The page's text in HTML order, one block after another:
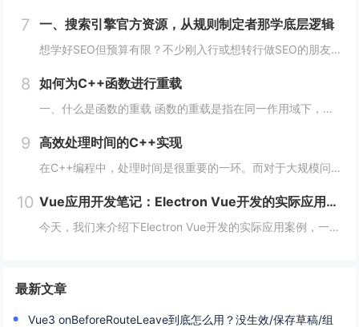
7 一、搜索引擎官方资源，从规则制定者那学底层逻辑
想学好SEO但预算有限？不少刚入行或想转行做SEO的朋友，都在找免费又靠谱的学习渠道，毕竟SEO知识更新快，花钱买课怕踩坑，不如先从免费资源入手，把基础打牢、摸清行业逻辑再进阶，今天就拆透几个「免费学SEO不踩雷」的平台，不管你是纯新手、有...
8 如何为C++函数进行重载
一、什么是函数的重载 函数的重载是指在同一作用域下，可以定义多个同名函数，但是这些同名函数的参数列表必须不同。参数的不同可以是数量上的不同、类型上的不同、顺序上的不同等，只要这些函数的参数列表不完全一致即可。 二、如何实现函数的重载 1...
9 高效处理时间的C++实现
在C++编程中，处理时间是很重要的一环。而对于大规模问题，如数据处理、机器学习、计算机视觉等领域，时间的效率更是至关重要。本文将从多个方面阐述如何在C++编程中高效处理时间。 一、使用STL算法 STL（标准模板库）是C++的一个重要部分...
10 Vue应用开发笔记：Electron Vue开发的实际应用案例
今天，我们来介绍下Electron Vue开发的实际应用案例，一起往下学习吧！开头：Electron Vue开发的实际应用案例随着移动互联网的不断普及，桌面应用程序的需求也越来越多。而Electron Vue作为一种基于JavaScript...
最新文章
Vue3 onBeforeRouteLeave到底怎么用？没生效/保存草稿/组